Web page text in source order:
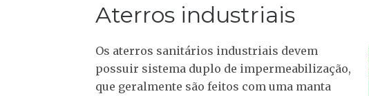
Aterros industriais
Os aterros sanitários industriais devem
possuir sistema duplo de impermeabilização,
que geralmente são feitos com uma manta